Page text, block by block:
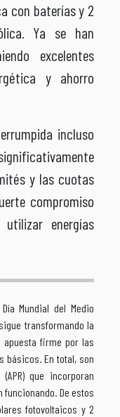
con baterías y 2
Ya se han
excelentes
y ahorro
incluso
y las cuotas
compromiso
energías
Mundial del Medio
transformando la
firme por las
básicos. En total, son
que incorporan
funcionando. De estos
fotovoltaicos y 2